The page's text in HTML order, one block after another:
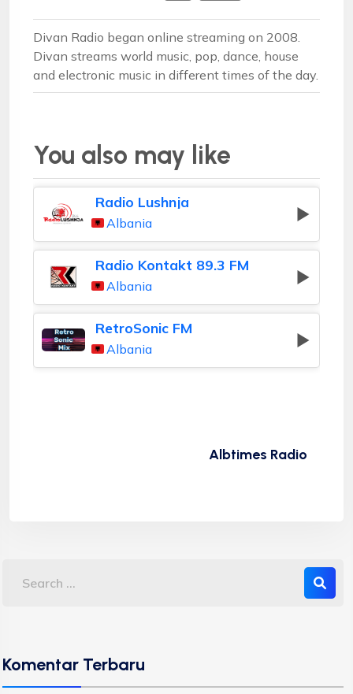
Divan Radio began online streaming on 2008.
Divan streams world music, pop, dance, house
and electronic music in different times of the day.
You also may like
Radio Lushnja
Albania
Radio Kontakt 89.3 FM
Albania
RetroSonic FM
Albania
Albtimes Radio
Komentar Terbaru